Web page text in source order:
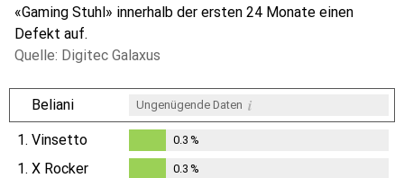
«Gaming Stuhl» innerhalb der ersten 24 Monate einen
Defekt auf.
Quelle: Digitec Galaxus
Beliani Ungenügende Daten i
1. Vinsetto
0.3%
0.3 %
1. X Rocker 0.3 %